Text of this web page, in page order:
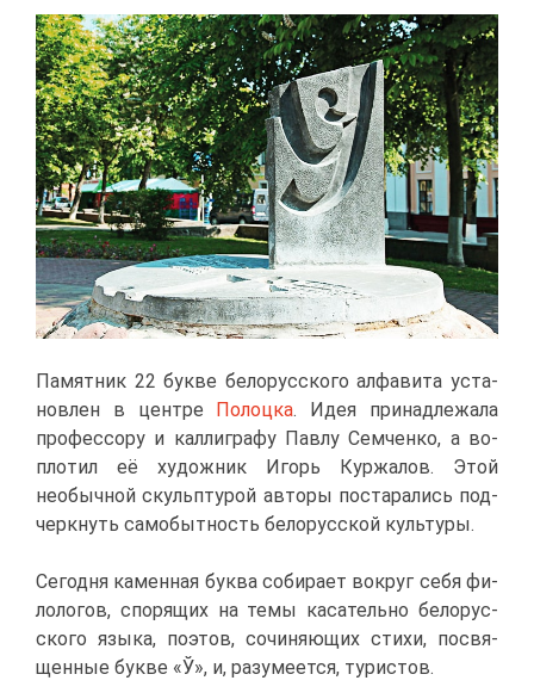
Па­мят­ник 22 бук­ве бе­ло­рус­ско­го ал­фа­ви­та уста­
нов­лен в цен­тре По­лоц­ка. Идея при­над­ле­жа­ла
про­фес­со­ру и кал­ли­гра­фу Пав­лу Сем­чен­ко, а во­
пло­тил её ху­дож­ник Игорь Кур­жа­лов. Этой
необыч­ной скульп­ту­рой ав­то­ры по­ста­ра­лись под­
черк­нуть са­мо­быт­ность бе­ло­рус­ской куль­ту­ры.
Се­год­ня ка­мен­ная бук­ва со­би­ра­ет во­круг се­бя фи­
ло­ло­гов, спо­ря­щих на те­мы ка­са­тель­но бе­ло­рус­
ско­го язы­ка, по­этов, со­чи­ня­ю­щих сти­хи, по­свя­
щен­ные бук­ве «Ў», и, ра­зу­ме­ет­ся, ту­ри­стов.